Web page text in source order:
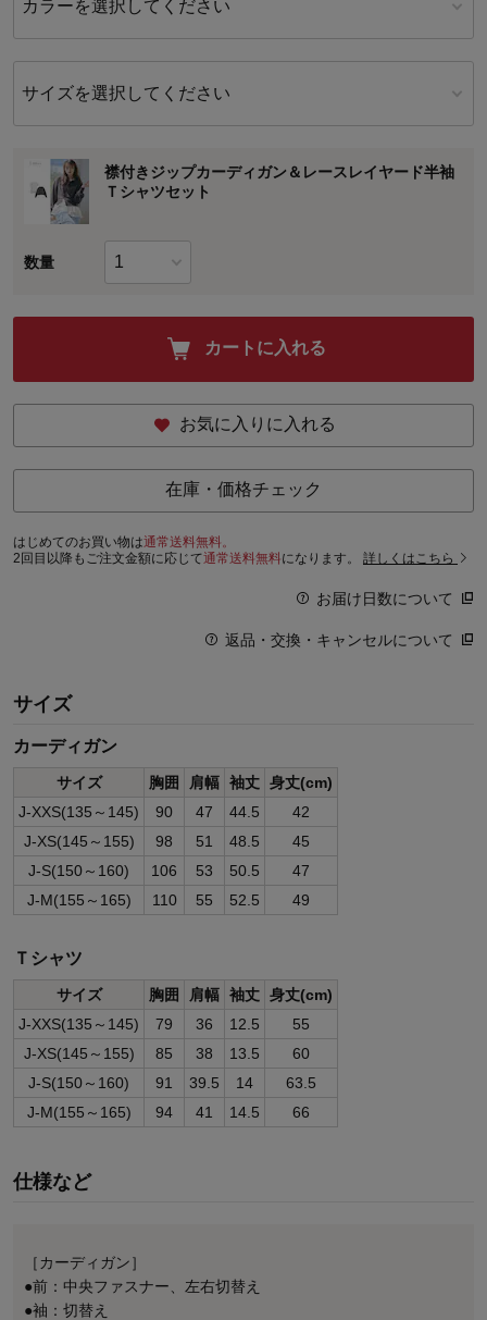
カラーを選択してください
サイズを選択してください
襟付きジップカーディガン＆レースレイヤード半袖
Ｔシャツセット
数量
カートに入れる
お気に入りに入れる
在庫・価格チェック
はじめてのお買い物は通常送料無料。
2回目以降もご注文金額に応じて通常送料無料になります。 詳しくはこちら
お届け日数について
返品・交換・キャンセルについて
サイズ
カーディガン
サイズ 胸囲 肩幅 袖丈 身丈(cm)
J-XXS(135～145)
90 47 44.5
42
J-XS(145～155)
98 51 48.5
45
J-S(150～160)
106 53 50.5
47
J-M(155～165)
110 55 52.5 49
Ｔシャツ
サイズ 胸囲 肩幅 袖丈 身丈(cm)
J-XXS(135～145)
79 36 12.5
55
J-XS(145～155)
85 38 13.5
60
J-S(150～160)
91 39.5 14
63.5
J-M(155～165)
94 41 14.5 66
仕様など
［カーディガン］
●前：中央ファスナー、左右切替え
●袖：切替え